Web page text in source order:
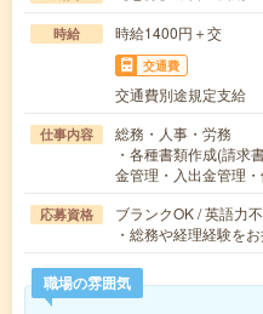
時給 時給1400円＋交
交通費
交通費別途規定支給
仕事内容
総務・人事・労務
・各種書類作成(請求
金管理・入出金管理
応募資格
ブランクOK / 英語力
・総務や経理経験を
職場の雰囲気